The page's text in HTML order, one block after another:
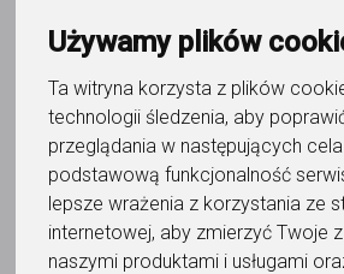
Używamy plików
Ta witryna korzysta z plików
technologii śledzenia, aby
przeglądania w następujących
podstawową funkcjonalność
lepsze wrażenia z korzystania ze
internetowej, aby zmierzyć Twoje
naszymi produktami i usługami
Renata Nigrou